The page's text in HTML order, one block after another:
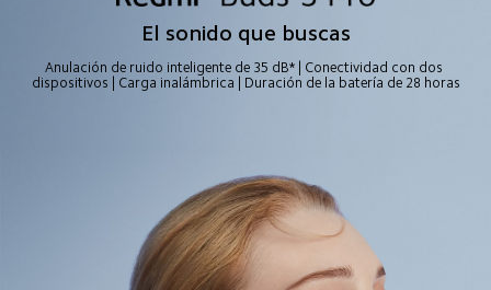
El sonido que buscas
Anulación de ruido inteligente de 35 dB* | Conectividad con dos
dispositivos | Carga inalámbrica | Duración de la batería de 28 horas